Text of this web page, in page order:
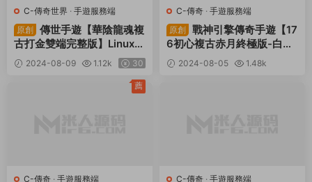
C-傳奇世界 · 手遊服務端
原創
傳世手遊【華陰龍魂複
古打金雙端完整版】Linux手
工服務端+安卓蘋果雙端+G
M授權後台+視頻架設教程
2024-08-09 1.12k 30
C-傳奇 · 手遊服務端
原創
戰神引擎傳奇手遊【17
6初心複古赤月終極版-白豬
3】Win一鍵服務端+安卓蘋
果雙端+GM授權物品後台
2024-08-05
1.48k
C-傳奇 · 手遊服務端
薦
C-傳奇 · 手遊服務端